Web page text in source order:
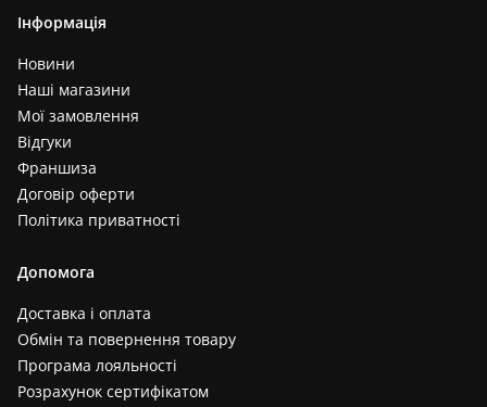
Інформація
Новини
Наші магазини
Мої замовлення
Відгуки
Франшиза
Договір оферти
Політика приватності
Допомога
Доставка і оплата
Обмін та повернення товару
Програма лояльності
Розрахунок сертифікатом